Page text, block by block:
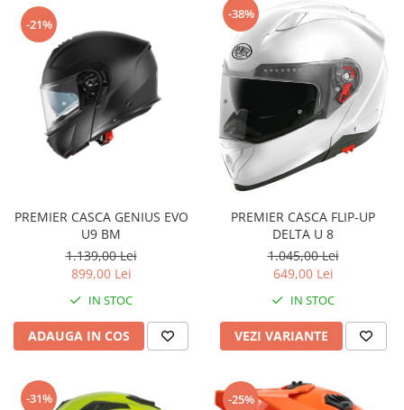
-21%
PREMIER CASCA GENIUS EVO
U9 BM
1.139,00 Lei
899,00 Lei
IN STOC
ADAUGA IN COS
-38%
PREMIER CASCA FLIP-UP
DELTA U 8
1.045,00 Lei
649,00 Lei
IN STOC
VEZI VARIANTE
-31% -25%